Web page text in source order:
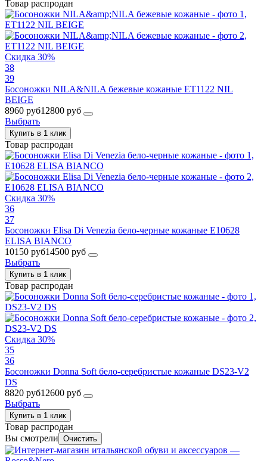
Товар распродан
Скидка 30%
38
39
Босоножки NILA&NILA бежевые кожаные ET1122 NIL
BEIGE
8960 руб12800 руб
Выбрать
Купить в 1 клик
Товар распродан
Скидка 30%
36
37
Босоножки Elisa Di Venezia бело-черные кожаные E10628
ELISA BIANCO
10150 руб14500 руб
Выбрать
Купить в 1 клик
Товар распродан
Скидка 30%
35
36
Босоножки Donna Soft бело-серебристые кожаные DS23-V2
DS
8820 руб12600 руб
Выбрать
Купить в 1 клик
Товар распродан
Вы смотрели Очистить